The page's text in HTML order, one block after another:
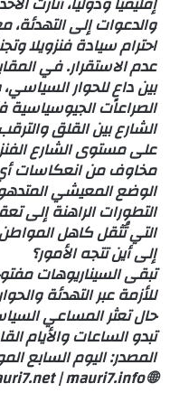
والدعوات إلى
احترام سيادة فنزويلا
عدم الاستقرار. في
بين داعٍ للحوار
الصراعات
الشارع بين القلق
على مستوى الشارع
مخاوف من انعكاسات
الوضع المعيشي
التطورات الراهنة إلى
التي تُثقل كاهل
إلى أين تتجه الأمور؟
تبقى السيناريوهات
للأزمة عبر التهدئة
حال تعثر المساعي
تبدو الساعات والأيام
المصدر: اليوم السابع
🌐 mauri7.net | mauri7.info